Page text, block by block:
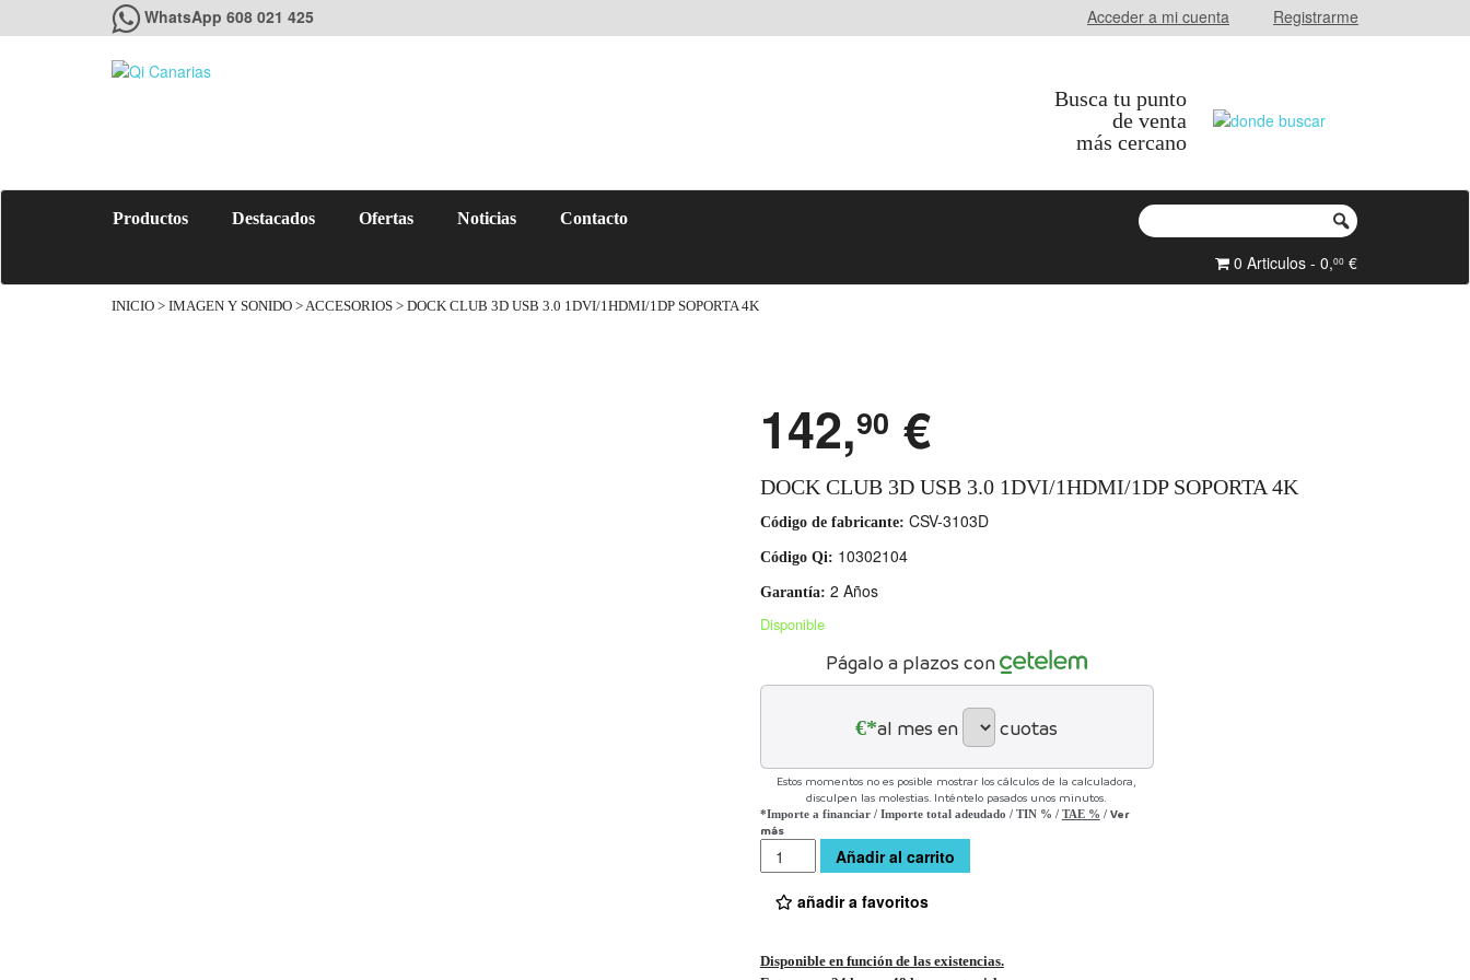
WhatsApp 608 021 425 Acceder a mi cuenta Registrarme
Busca tu punto
de venta
más cercano
Productos Destacados Ofertas Noticias Contacto
0 Articulos - 0,00 €
INICIO > IMAGEN Y SONIDO >ACCESORIOS > DOCK CLUB 3D USB 3.0 1DVI/1HDMI/1DP SOPORTA 4K
142,90 €
DOCK CLUB 3D USB 3.0 1DVI/1HDMI/1DP SOPORTA 4K
Código de fabricante: CSV-3103D
Código Qi: 10302104
Garantía: 2 Años
Disponible
Págalo a plazos con
€*al mes en cuotas
Estos momentos no es posible mostrar los cálculos de la calculadora,
disculpen las molestias. Inténtelo pasados unos minutos.
*Importe a financiar / Importe total adeudado / TIN % / TAE % / Ver
más
Cantidad Añadir al carrito
añadir a favoritos
Disponible en función de las existencias.